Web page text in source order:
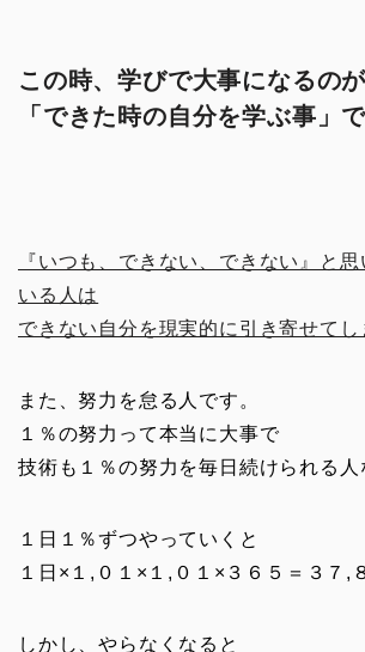
この時、学びで大事になるのが
「できた時の自分を学ぶ事」で
『いつも、できない、できない』と
いる人は
できない自分を現実的に引き寄せてし
また、努力を怠る人です。
１％の努力って本当に大事で
技術も１％の努力を毎日続けられる人
１日１％ずつやっていくと
１日×１,０１×１,０１×３６５＝３７,
しかし、やらなくなると